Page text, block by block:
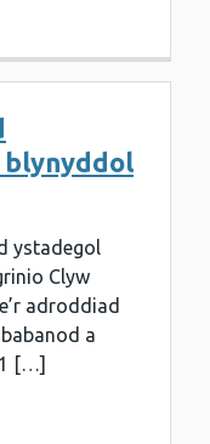
blynyddol
ystadegol
Clyw
adroddiad
a
[…]